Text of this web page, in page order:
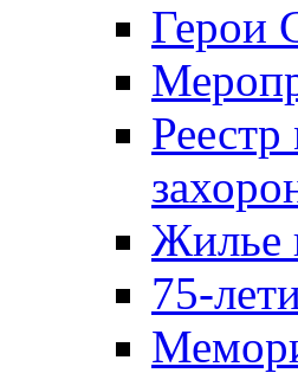
Герои
Жилье
75-